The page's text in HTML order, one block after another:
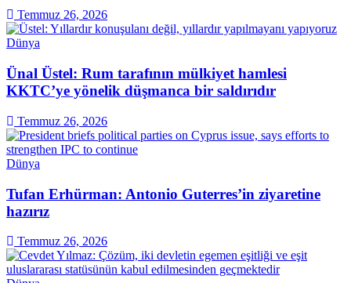
Temmuz 26, 2026
Dünya
Ünal Üstel: Rum tarafının mülkiyet hamlesi
KKTC’ye yönelik düşmanca bir saldırıdır
Temmuz 26, 2026
Dünya
Tufan Erhürman: Antonio Guterres’in ziyaretine
hazırız
Temmuz 26, 2026